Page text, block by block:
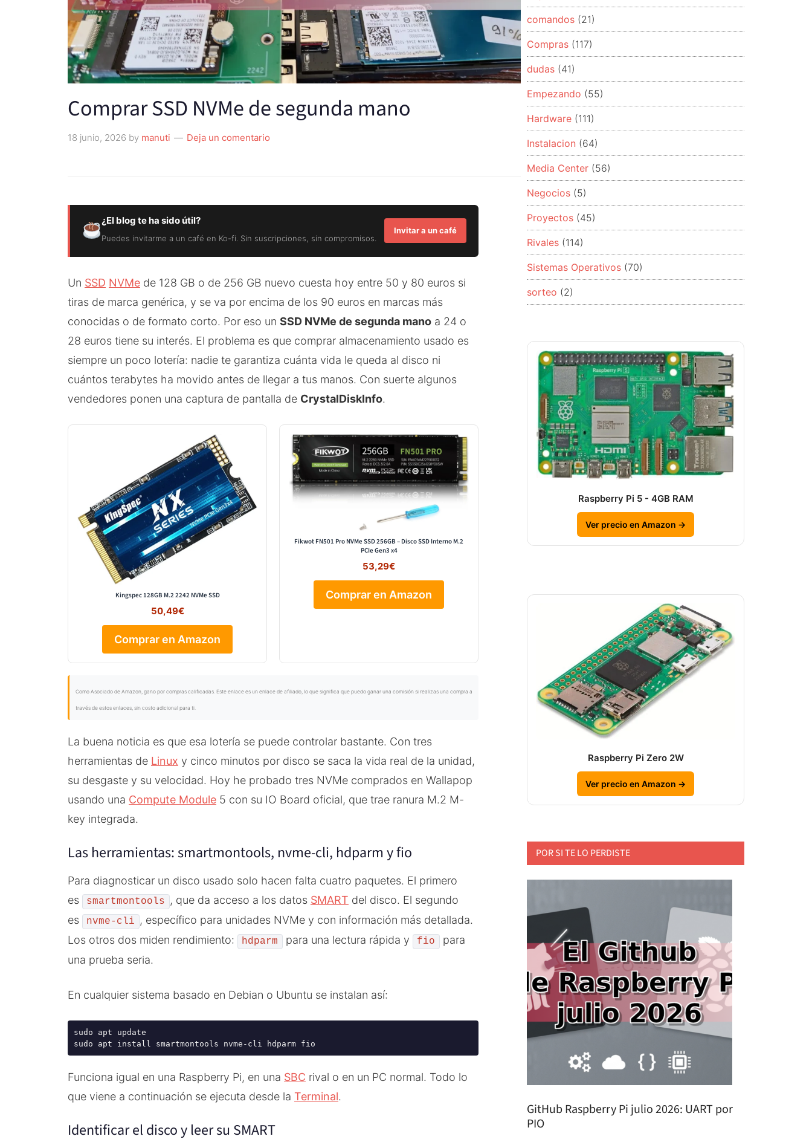
Comprar SSD NVMe de segunda mano
18 junio, 2026 by manuti Deja un comentario
¿El blog te ha sido útil?
Puedes invitarme a un café en Ko-fi. Sin suscripciones, sin compromisos.
Invitar a un café
Un SSD NVMe de 128 GB o de 256 GB nuevo cuesta hoy entre 50 y 80 euros si
tiras de marca genérica, y se va por encima de los 90 euros en marcas más
conocidas o de formato corto. Por eso un SSD NVMe de segunda mano a 24 o
28 euros tiene su interés. El problema es que comprar almacenamiento usado es
siempre un poco lotería: nadie te garantiza cuánta vida le queda al disco ni
cuántos terabytes ha movido antes de llegar a tus manos. Con suerte algunos
vendedores ponen una captura de pantalla de CrystalDiskInfo.
Kingspec 128GB M.2 2242 NVMe SSD
50,49€
Comprar en Amazon
Fikwot FN501 Pro NVMe SSD 256GB – Disco SSD Interno M.2
PCIe Gen3 x4
53,29€
Comprar en Amazon
Como Asociado de Amazon, gano por compras calificadas. Este enlace es un enlace de afiliado, lo que significa que puedo ganar una comisión si realizas una compra a
través de estos enlaces, sin costo adicional para ti.
La buena noticia es que esa lotería se puede controlar bastante. Con tres
herramientas de Linux y cinco minutos por disco se saca la vida real de la unidad,
su desgaste y su velocidad. Hoy he probado tres NVMe comprados en Wallapop
usando una Compute Module 5 con su IO Board oficial, que trae ranura M.2 M-
key integrada.
Las herramientas: smartmontools, nvme-cli, hdparm y fio
Para diagnosticar un disco usado solo hacen falta cuatro paquetes. El primero
es
smartmontools , que da acceso a los datos SMART del disco. El segundo
es
nvme-cli
, específico para unidades NVMe y con información más detallada.
Los otros dos miden rendimiento:
hdparm para una lectura rápida y fio
para
una prueba seria.
En cualquier sistema basado en Debian o Ubuntu se instalan así:
sudo apt update
sudo apt install smartmontools nvme-cli hdparm fio
Funciona igual en una Raspberry Pi, en una SBC rival o en un PC normal. Todo lo
que viene a continuación se ejecuta desde la Terminal.
Identificar el disco y leer su SMART
comandos (21)
Compras (117)
dudas (41)
Empezando (55)
Hardware (111)
Instalacion (64)
Media Center (56)
Negocios (5)
Proyectos (45)
Rivales (114)
Sistemas Operativos (70)
sorteo (2)
Raspberry Pi 5 - 4GB RAM
Ver precio en Amazon →
Raspberry Pi Zero 2W
Ver precio en Amazon →
POR SI TE LO PERDISTE
GitHub Raspberry Pi julio 2026: UART por
PIO